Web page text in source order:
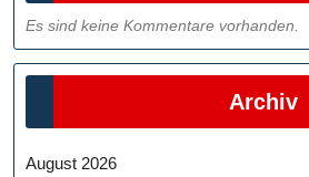
Es sind keine Kommentare vorhanden.
Archiv
August 2026